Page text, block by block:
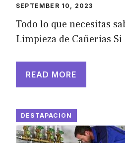
SEPTEMBER 10, 2023
Todo lo que necesitas
Limpieza de Cañerias
READ MORE
DESTAPACION